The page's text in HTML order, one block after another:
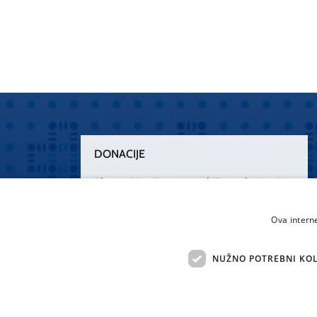
DONACIJE
Plemenitim činom nesebičnog darivanja
„Zarazimo“ se dobrotom, donirajmo od
Ova
NUŽNO POTREBNI